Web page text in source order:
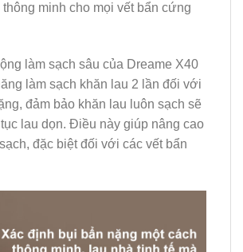
minh cho mọi vết bẩn cứng
làm sạch sâu của Dreame X40
làm sạch khăn lau 2 lần đối với
đảm bảo khăn lau luôn sạch sẽ
lau dọn. Điều này giúp nâng cao
đặc biệt đối với các vết bẩn